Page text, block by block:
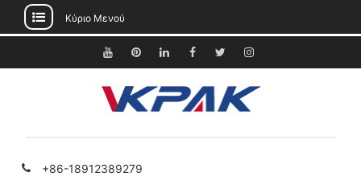
στο
Κύριο Μενού
YoutubePinterestLinkedinFacebook
Κελάδημα
Instagram
+86-18912389279